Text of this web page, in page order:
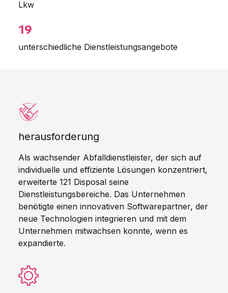
Lkw
19
unterschiedliche Dienstleistungsangebote
herausforderung
Als wachsender Abfalldienstleister, der sich auf
individuelle und effiziente Lösungen konzentriert,
erweiterte 121 Disposal seine
Dienstleistungsbereiche. Das Unternehmen
benötigte einen innovativen Softwarepartner, der
neue Technologien integrieren und mit dem
Unternehmen mitwachsen konnte, wenn es
expandierte.